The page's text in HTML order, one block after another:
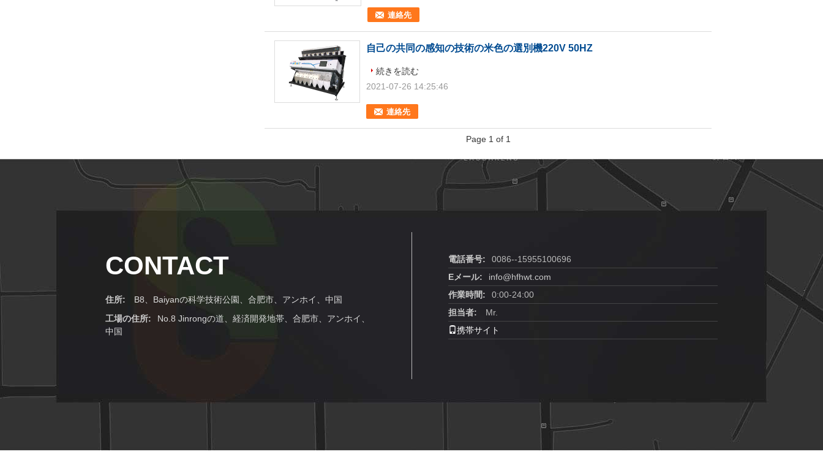
連絡先
自己の共同の感知の技術の米色の選別機220V 50HZ
連絡先
続きを読む
2021-07-26 14:25:46
Page 1 of 1
CONTACT
住所:
B8、Baiyanの科学技術公園、合肥市、アンホイ、中国
工場の住所:
No.8 Jinrongの道、経済開発地帯、合肥市、アンホイ、
中国
電話番号:
0086--15955100696
Eメール:
info@hfhwt.com
作業時間:
0:00-24:00
担当者:
Mr.
携帯サイト